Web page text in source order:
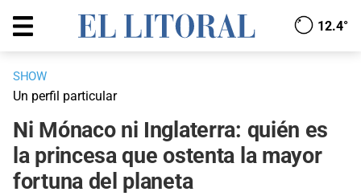
12.4°
SHOW
Un perfil particular
Ni Mónaco ni Inglaterra: quién es
la princesa que ostenta la mayor
fortuna del planeta